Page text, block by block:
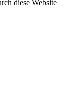
diese Website